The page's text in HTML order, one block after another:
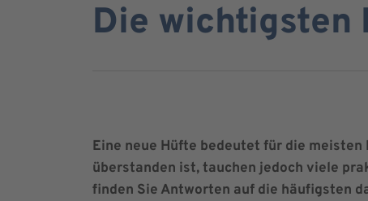
Die wichtigsten
Eine neue Hüfte bedeutet für die
überstanden ist, tauchen jedoch viele
finden Sie Antworten auf die häufigsten